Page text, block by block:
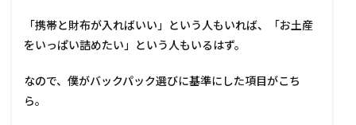
「携帯と財布が入ればいい」という人もいれば、「お土産
をいっぱい詰めたい」という人もいるはず。
なので、僕がバックパック選びに基準にした項目がこち
ら。